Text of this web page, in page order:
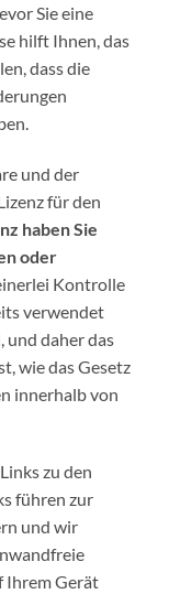
Sie eine
hilft Ihnen, das
dass die
und der
für den
haben Sie
oder
Kontrolle
verwendet
daher das
wie das Gesetz
innerhalb von
zu den
führen zur
und wir
Ihrem Gerät